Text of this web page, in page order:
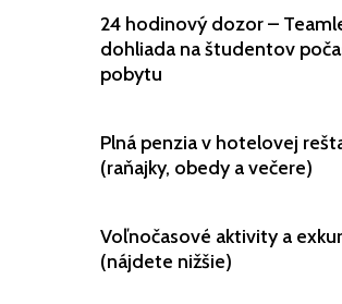
24 hodinový dozor –
dohliada na študentov
pobytu
Plná penzia v hotelovej
(raňajky, obedy a večere)
Voľnočasové aktivity a
(nájdete nižšie)